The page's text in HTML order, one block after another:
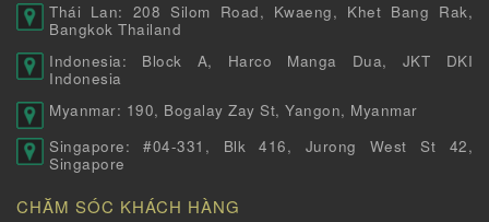
Thái Lan: 208 Silom Road, Kwaeng, Khet Bang Rak,
Bangkok Thailand
Indonesia: Block A, Harco Manga Dua, JKT DKI
Indonesia
Myanmar: 190, Bogalay Zay St, Yangon, Myanmar
Singapore: #04-331, Blk 416, Jurong West St 42,
Singapore
CHĂM SÓC KHÁCH HÀNG